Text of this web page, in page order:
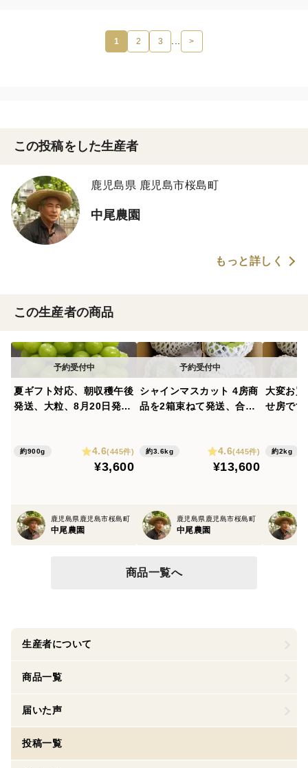
1 2 3 ... >
この投稿をした生産者
鹿児島県 鹿児島市桜島町
中尾農園
もっと詳しく
この生産者の商品
夏ギフト対応、朝収穫午後
発送、大粒、8月20日発送
見舞いに最適、熨斗も対
応、2房から12房まで商品
約900g 4.6(445件)
¥3,600
鹿児島県鹿児島市桜島町
中尾農園
シャインマスカット 4房商
品を2箱束ねて発送、合計
入、熨斗も御要望で対応可
【夏ギフト】【熨斗対応】
約3.6kg 4.6(445件)
¥13,600
鹿児島県鹿児島市桜島町
中尾農園
大変お買
せ房です
熨斗も
約2kg
商品一覧へ
生産者について
商品一覧
届いた声
投稿一覧